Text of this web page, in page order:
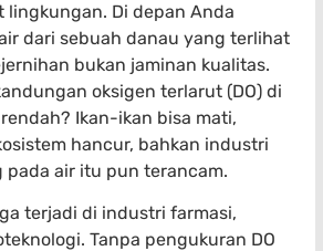
lingkungan. Di depan Anda
dari sebuah danau yang terlihat
bukan jaminan kualitas.
oksigen terlarut (DO) di
Ikan-ikan bisa mati,
hancur, bahkan industri
air itu pun terancam.
terjadi di industri farmasi,
Tanpa pengukuran DO